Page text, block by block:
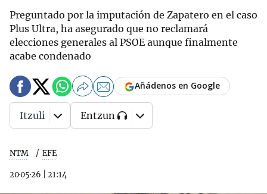
Preguntado por la imputación de Zapatero en el caso
Plus Ultra, ha asegurado que no reclamará
elecciones generales al PSOE aunque finalmente
acabe condenado
NTM EFE
20·05·26 21:14
Añádenos en Google
Itzuli Entzun